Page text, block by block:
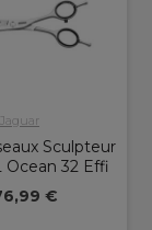
Jaguar
Sculpteur
Ocean 32 Effi
€